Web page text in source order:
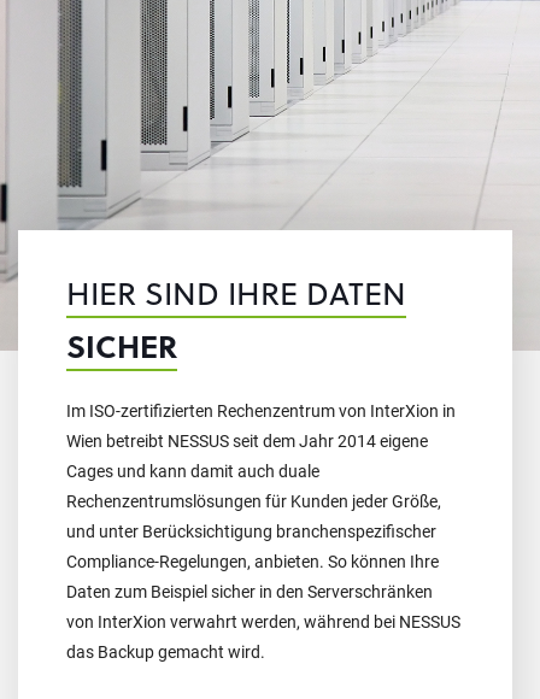
HIER SIND IHRE DATEN
SICHER
Im ISO-zertifizierten Rechenzentrum von InterXion in
Wien betreibt NESSUS seit dem Jahr 2014 eigene
Cages und kann damit auch duale
Rechenzentrumslösungen für Kunden jeder Größe,
und unter Berücksichtigung branchenspezifischer
Compliance-Regelungen, anbieten. So können Ihre
Daten zum Beispiel sicher in den Serverschränken
von InterXion verwahrt werden, während bei NESSUS
das Backup gemacht wird.